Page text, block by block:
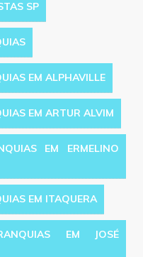
SP
EM ALPHAVILLE
EM ARTUR ALVIM
EM ERMELINO
EM ITAQUERA
EM JOSÉ